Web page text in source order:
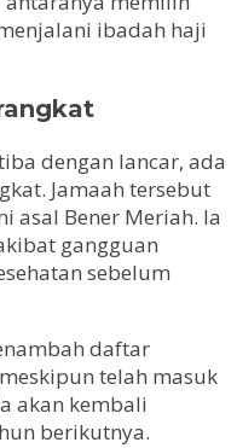
ibadah haji
dengan lancar, ada
Jamaah tersebut
asal Bener Meriah. Ia
gangguan
sebelum
daftar
telah masuk
akan kembali
berikutnya.